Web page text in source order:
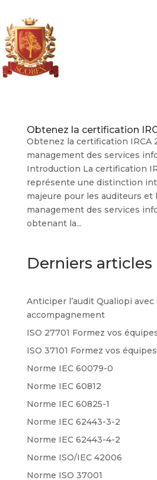
Obtenez la certification
Obtenez la certification IRCA
management des services
Introduction La certification
représente une distinction
majeure pour les auditeurs et
management des services
obtenant la...
Derniers articles
Anticiper l’audit Qualiopi avec
accompagnement
ISO 27701 Formez vos
ISO 37101 Formez vos équipes
Norme IEC 60079-0
Norme IEC 60812
Norme IEC 60825-1
Norme IEC 62443-3-2
Norme IEC 62443-4-2
Norme ISO/IEC 42006
Norme ISO 37001